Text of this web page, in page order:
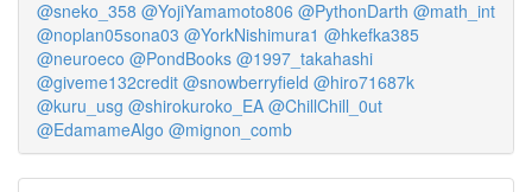
@sneko_358 @YojiYamamoto806 @PythonDarth @math_int
@noplan05sona03 @YorkNishimura1 @hkefka385
@neuroeco @PondBooks @1997_takahashi
@giveme132credit @snowberryfield @hiro71687k
@kuru_usg @shirokuroko_EA @ChillChill_0ut
@EdamameAlgo @mignon_comb